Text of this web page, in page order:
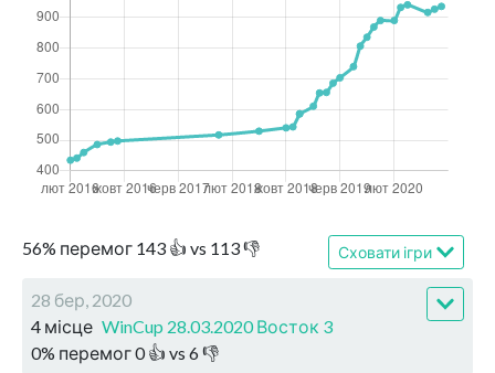
56% перемог 143 👍 vs 113👎 Сховати ігри
28 бер, 2020
4 місце WinCup 28.03.2020 Восток 3
0% перемог0👍 vs 6👎